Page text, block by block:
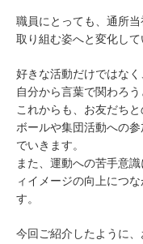
職員にとっても、通所
取り組む姿へと変化して
好きな活動だけではなく
自分から言葉で関わろ
これからも、お友だち
ボールや集団活動への
でいきます。
また、運動への苦手意
ィイメージの向上につ
す。
今回ご紹介したように